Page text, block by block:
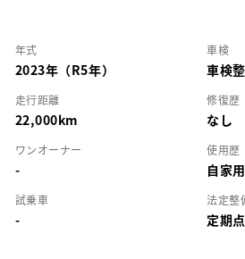
年式
2023年（R5年）
車検
車検
走行距離
22,000km
修復歴
なし
ワンオーナー
-
使用歴
自家用
試乗車
-
法定整
定期